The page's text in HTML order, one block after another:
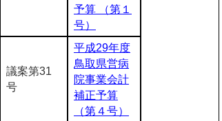
予算 （第１
号）
議案第31
号
平成29年度
鳥取県営病
院事業会計
補正予算
（第４号）